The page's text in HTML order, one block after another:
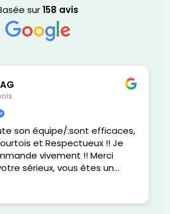
sur158 avis
son équipe/:sont efficaces,
et Respectueux !! Je
vivement !! Merci
sérieux, vous êtes un
attentionné et
votre métier !!
votre réactivité au